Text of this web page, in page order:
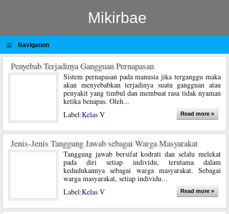
Mikirbae
≡ Navigation
Penyebab Terjadinya Gangguan Pernapasan
Sistem pernapasan pada manusia jika terganggu maka
akan menyebabkan terjadinya suatu gangguan atau
penyakit yang timbul dan membuat rasa tidak nyaman
ketika benapas. Oleh...
Label:Kelas V Read more »
Jenis-Jenis Tanggung Jawab sebagai Warga Masyarakat
Tanggung jawab bersifat kodrati dan selalu melekat
pada diri setiap individu, terutama dalam
kedudukannya sebagai warga masyarakat. Sebagai
warga masyarakat, setiap individu...
Label:Kelas V Read more »